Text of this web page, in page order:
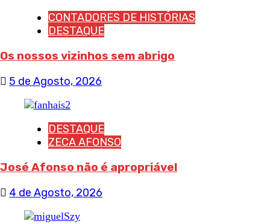
CONTADORES DE HISTÓRIAS
DESTAQUE
Os nossos vizinhos sem abrigo
5 de Agosto, 2026
DESTAQUE
ZECA AFONSO
José Afonso não é apropriável
4 de Agosto, 2026